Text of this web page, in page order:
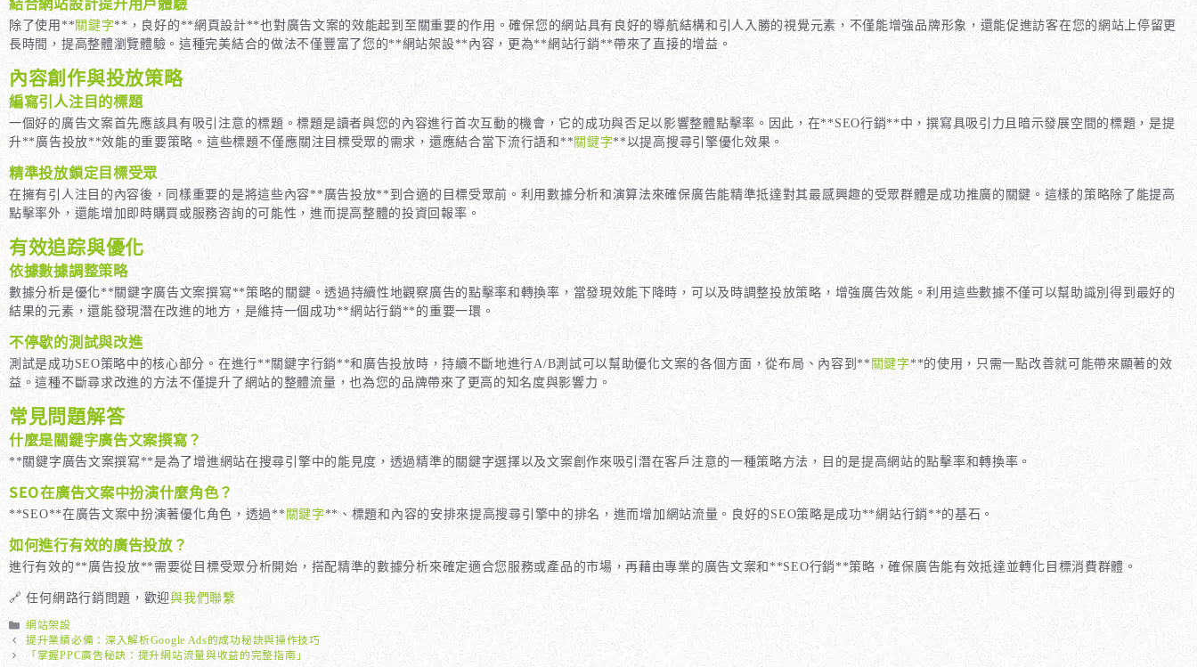
除了使用**關鍵字**，良好的**網頁設計**也對廣告文案的效能起到至關重要的作用。確保您的網站具有良好的導航結構和引人入勝的視覺元素，不僅能增強品牌形象，還能促進訪客在您的網站上停留更
長時間，提高整體瀏覽體驗。這種完美結合的做法不僅豐富了您的**網站架設**內容，更為**網站行銷**帶來了直接的增益。
內容創作與投放策略
編寫引人注目的標題
一個好的廣告文案首先應該具有吸引注意的標題。標題是讀者與您的內容進行首次互動的機會，它的成功與否足以影響整體點擊率。因此，在**SEO行銷**中，撰寫具吸引力且暗示發展空間的標題，是提
升**廣告投放**效能的重要策略。這些標題不僅應關注目標受眾的需求，還應結合當下流行語和**關鍵字**以提高搜尋引擎優化效果。
精準投放鎖定目標受眾
在擁有引人注目的內容後，同樣重要的是將這些內容**廣告投放**到合適的目標受眾前。利用數據分析和演算法來確保廣告能精準抵達對其最感興趣的受眾群體是成功推廣的關鍵。這樣的策略除了能提高
點擊率外，還能增加即時購買或服務咨詢的可能性，進而提高整體的投資回報率。
有效追踪與優化
依據數據調整策略
數據分析是優化**關鍵字廣告文案撰寫**策略的關鍵。透過持續性地觀察廣告的點擊率和轉換率，當發現效能下降時，可以及時調整投放策略，增強廣告效能。利用這些數據不僅可以幫助識別得到最好的
結果的元素，還能發現潛在改進的地方，是維持一個成功**網站行銷**的重要一環。
不停歇的測試與改進
測試是成功SEO策略中的核心部分。在進行**關鍵字行銷**和廣告投放時，持續不斷地進行A/B測試可以幫助優化文案的各個方面，從布局、內容到** 關鍵字**的使用，只需一點改善就可能帶來顯著的效
益。這種不斷尋求改進的方法不僅提升了網站的整體流量，也為您的品牌帶來了更高的知名度與影響力。
常見問題解答
什麼是關鍵字廣告文案撰寫？
**關鍵字廣告文案撰寫**是為了增進網站在搜尋引擎中的能見度，透過精準的關鍵字選擇以及文案創作來吸引潛在客戶注意的一種策略方法，目的是提高網站的點擊率和轉換率。
SEO在廣告文案中扮演什麼角色？
**SEO**在廣告文案中扮演著優化角色，透過** 關鍵字 **、標題和內容的安排來提高搜尋引擎中的排名，進而增加網站流量。良好的SEO策略是成功**網站行銷**的基石。
如何進行有效的廣告投放？
進行有效的**廣告投放**需要從目標受眾分析開始，搭配精準的數據分析來確定適合您服務或產品的市場，再藉由專業的廣告文案和**SEO行銷**策略，確保廣告能有效抵達並轉化目標消費群體。
🔗 任何網路行銷問題，歡迎與我們聯繫
分
類
網站架設
提升業績必備：深入解析Google Ads的成功秘訣與操作技巧
「掌握PPC廣告秘訣：提升網站流量與收益的完整指南」